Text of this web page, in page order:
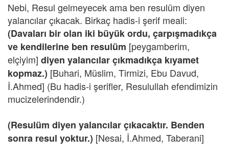
Nebi, Resul gelmeyecek ama ben resulüm diyen
yalancılar çıkacak. Birkaç hadis-i şerif meali:
(Davaları bir olan iki büyük ordu, çarpışmadıkça
ve kendilerine ben resulüm [peygamberim,
elçiyim] diyen yalancılar çıkmadıkça kıyamet
kopmaz.) [Buhari, Müslim, Tirmizi, Ebu Davud,
İ.Ahmed] (Bu hadis-i şerifler, Resulullah efendimizin
mucizelerindendir.)
(Resulüm diyen yalancılar çıkacaktır. Benden
sonra resul yoktur.) [Nesai, İ.Ahmed, Taberani]